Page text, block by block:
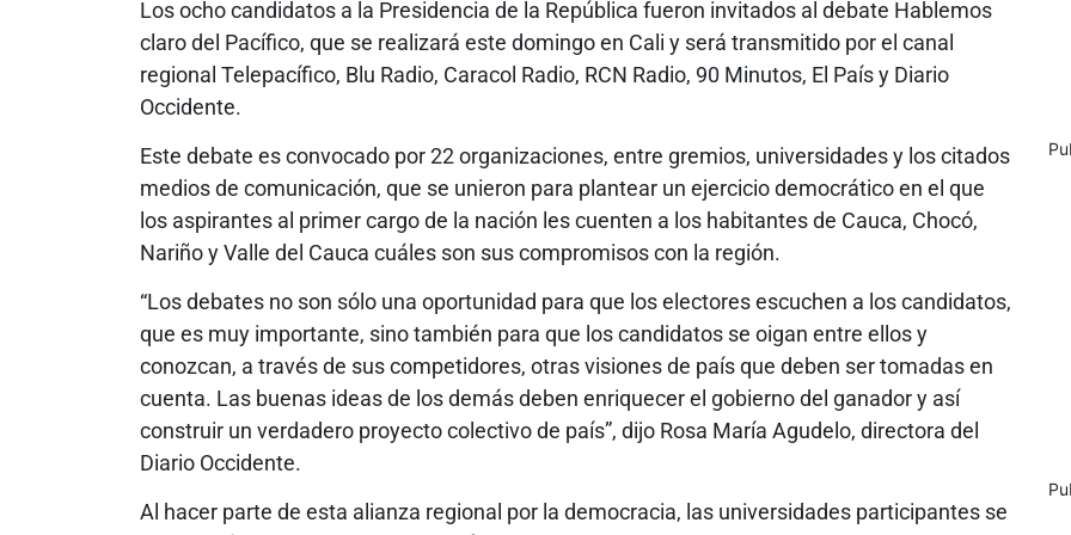
Los ocho candidatos a la Presidencia de la República fueron invitados al debate Hablemos
claro del Pacífico, que se realizará este domingo en Cali y será transmitido por el canal
regional Telepacífico, Blu Radio, Caracol Radio, RCN Radio, 90 Minutos, El País y Diario
Occidente.
Este debate es convocado por 22 organizaciones, entre gremios, universidades y los citados
medios de comunicación, que se unieron para plantear un ejercicio democrático en el que
los aspirantes al primer cargo de la nación les cuenten a los habitantes de Cauca, Chocó,
Nariño y Valle del Cauca cuáles son sus compromisos con la región.
“Los debates no son sólo una oportunidad para que los electores escuchen a los candidatos,
que es muy importante, sino también para que los candidatos se oigan entre ellos y
conozcan, a través de sus competidores, otras visiones de país que deben ser tomadas en
cuenta. Las buenas ideas de los demás deben enriquecer el gobierno del ganador y así
construir un verdadero proyecto colectivo de país”, dijo Rosa María Agudelo, directora del
Diario Occidente.
Al hacer parte de esta alianza regional por la democracia, las universidades participantes se